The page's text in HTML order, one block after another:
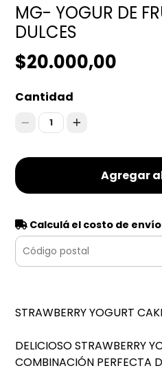
MG- YOGUR DE
DULCES
$20.000,00
Cantidad
1
Agregar
Calculá el costo de envío
STRAWBERRY YOGURT
DELICIOSO STRAWBERRY
COMBINACIÓN PERFECTA